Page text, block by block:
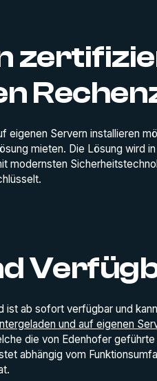
eigenen Servern installieren
mieten. Die Lösung wird
modernsten
ist ab sofort verfügbar und
und auf eigenen
die von Edenhofer
abhängig vom